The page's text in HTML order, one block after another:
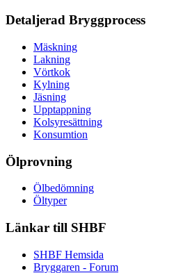
Detaljerad Bryggprocess
Mäskning
Lakning
Vörtkok
Kylning
Jäsning
Upptappning
Kolsyresättning
Konsumtion
Ölprovning
Ölbedömning
Öltyper
Länkar till SHBF
SHBF Hemsida
Bryggaren - Forum